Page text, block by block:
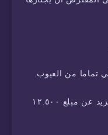
³- يجب أن يكون دخله الشهري، لا يزيد عن مبلغ ١٢.٥٠٠